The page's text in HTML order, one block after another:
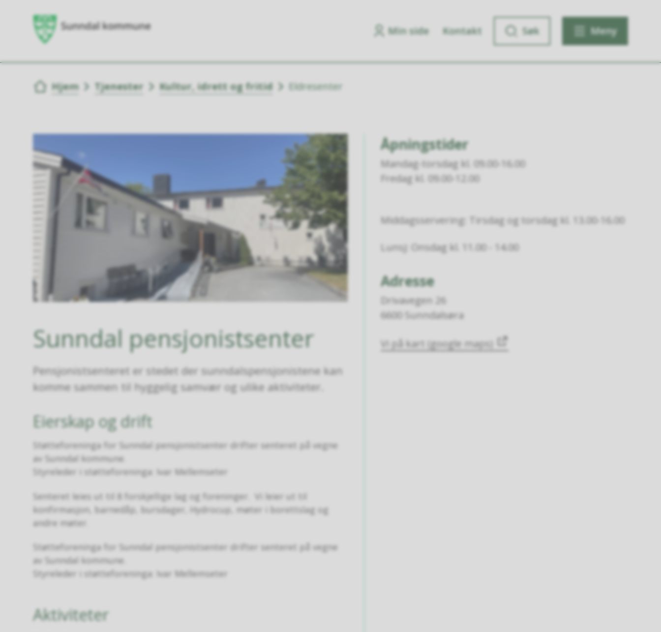
Min side Kontakt Søk Meny
Du er her:
Hjem Tjenester Kultur, idrett og fritid Eldresenter
Sunndal pensjonistsenter
Pensjonistsenteret er stedet der sunndalspensjonistene kan
komme sammen til hyggelig samvær og ulike aktiviteter.
Eierskap og drift
Støtteforeninga for Sunndal pensjonistsenter drifter senteret på vegne
av Sunndal kommune.
Styreleder i støtteforeninga: Ivar Mellemseter
Senteret leies ut til 8 forskjellige lag og foreninger. Vi leier ut til
konfirmasjon, barnedåp, bursdager, Hydrocup, møter i borettslag og
andre møter.
Støtteforeninga for Sunndal pensjonistsenter drifter senteret på vegne
av Sunndal kommune.
Styreleder i støtteforeninga: Ivar Mellemseter
Aktiviteter
Åpningstider
Mandag-torsdag kl. 09.00-16.00
Fredag kl. 09.00-12.00
Middagsservering: Tirsdag og torsdag kl. 13.00-16.00
Lunsj: Onsdag kl. 11.00 - 14.00
Adresse
Drivavegen 26
6600 Sunndalsøra
Vi på kart (google maps)